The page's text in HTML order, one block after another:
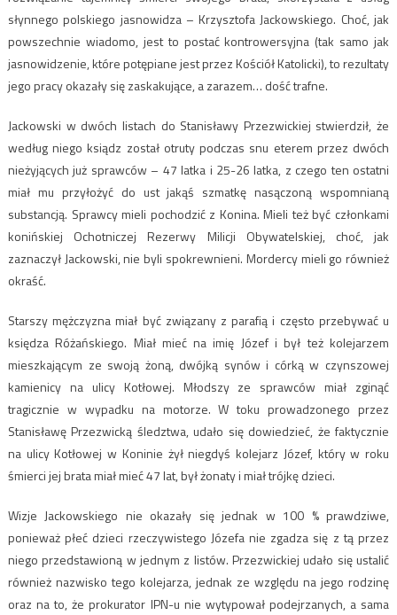
słynnego polskiego jasnowidza – Krzysztofa Jackowskiego. Choć, jak
powszechnie wiadomo, jest to postać kontrowersyjna (tak samo jak
jasnowidzenie, które potępiane jest przez Kościół Katolicki), to rezultaty
jego pracy okazały się zaskakujące, a zarazem… dość trafne.
Jackowski w dwóch listach do Stanisławy Przezwickiej stwierdził, że
według niego ksiądz został otruty podczas snu eterem przez dwóch
nieżyjących już sprawców – 47 latka i 25-26 latka, z czego ten ostatni
miał mu przyłożyć do ust jakąś szmatkę nasączoną wspomnianą
substancją. Sprawcy mieli pochodzić z Konina. Mieli też być członkami
konińskiej Ochotniczej Rezerwy Milicji Obywatelskiej, choć, jak
zaznaczył Jackowski, nie byli spokrewnieni. Mordercy mieli go również
okraść.
Starszy mężczyzna miał być związany z parafią i często przebywać u
księdza Różańskiego. Miał mieć na imię Józef i był też kolejarzem
mieszkającym ze swoją żoną, dwójką synów i córką w czynszowej
kamienicy na ulicy Kotłowej. Młodszy ze sprawców miał zginąć
tragicznie w wypadku na motorze. W toku prowadzonego przez
Stanisławę Przezwicką śledztwa, udało się dowiedzieć, że faktycznie
na ulicy Kotłowej w Koninie żył niegdyś kolejarz Józef, który w roku
śmierci jej brata miał mieć 47 lat, był żonaty i miał trójkę dzieci.
Wizje Jackowskiego nie okazały się jednak w 100 % prawdziwe,
ponieważ płeć dzieci rzeczywistego Józefa nie zgadza się z tą przez
niego przedstawioną w jednym z listów. Przezwickiej udało się ustalić
również nazwisko tego kolejarza, jednak ze względu na jego rodzinę
oraz na to, że prokurator IPN-u nie wytypował podejrzanych, a sama